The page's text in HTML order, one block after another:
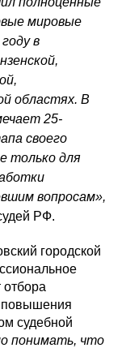
мировые
в
областях. В
25-
своего
только для
вопросам»,
РФ.
городской
повышения
судебной
понимать, что